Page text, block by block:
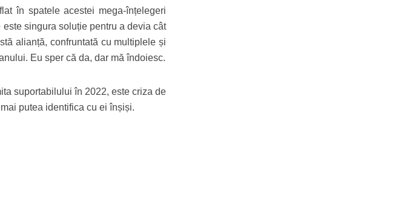
în spatele acestei mega-înțelegeri
singura soluție pentru a devia cât
alianță, confruntată cu multiplele și
Eu sper că da, dar mă îndoiesc.
suportabilului în 2022, este criza de
putea identifica cu ei înșiși.